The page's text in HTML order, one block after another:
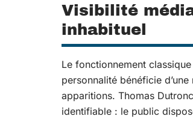
Visibilité
inhabituel
Le fonctionnement
personnalité bénéficie
apparitions. Thomas
identifiable : le public